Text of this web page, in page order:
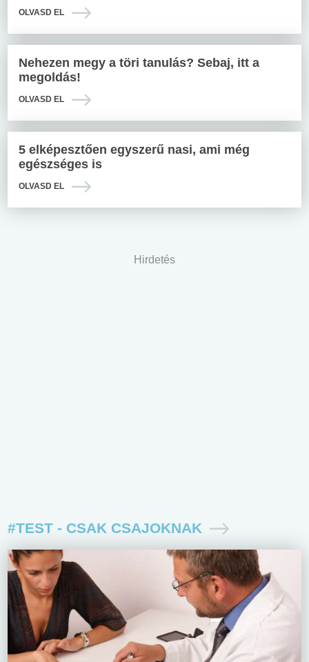
OLVASD EL
Nehezen megy a töri tanulás? Sebaj, itt a
megoldás!
OLVASD EL
5 elképesztően egyszerű nasi, ami még
egészséges is
OLVASD EL
Hirdetés
#TEST - CSAK CSAJOKNAK